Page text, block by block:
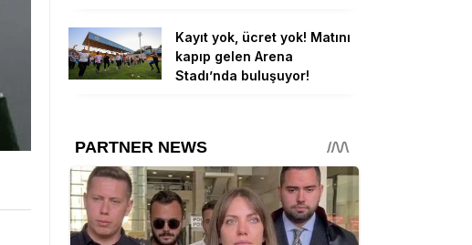
Kayıt yok, ücret yok! Matını
kapıp gelen Arena
Stadı’nda buluşuyor!